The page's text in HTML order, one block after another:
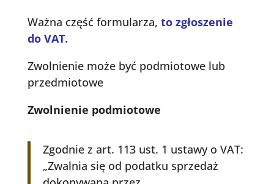
Ważna część formularza, to zgłoszenie
do VAT.
Zwolnienie może być podmiotowe lub
przedmiotowe
Zwolnienie podmiotowe
Zgodnie z art. 113 ust. 1 ustawy o VAT:
„Zwalnia się od podatku sprzedaż